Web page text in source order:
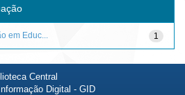
1
em Educ...
Central
Digital - GID